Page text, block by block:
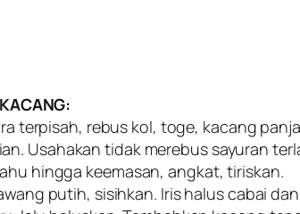
terpisah, rebus kol, toge, kacang
Usahakan tidak merebus sayuran
hingga keemasan, angkat, tiriskan.
putih, sisihkan. Iris halus cabai